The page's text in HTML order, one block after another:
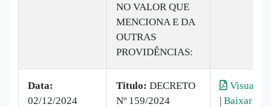
NO VALOR QUE
MENCIONA E DA
OUTRAS
PROVIDÊNCIAS:
Data:
02/12/2024
Titulo: DECRETO
Nº 159/2024
| Baixar